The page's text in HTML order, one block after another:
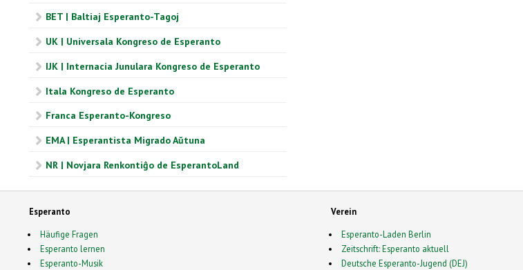
BET | Baltiaj Esperanto-Tagoj
UK | Universala Kongreso de Esperanto
IJK | Internacia Junulara Kongreso de Esperanto
Itala Kongreso de Esperanto
Franca Esperanto-Kongreso
EMA | Esperantista Migrado Aŭtuna
NR | Novjara Renkontiĝo de EsperantoLand
Esperanto
Häufige Fragen
Esperanto lernen
Esperanto-Musik
Verein
Esperanto-Laden Berlin
Zeitschrift: Esperanto aktuell
Deutsche Esperanto-Jugend (DEJ)